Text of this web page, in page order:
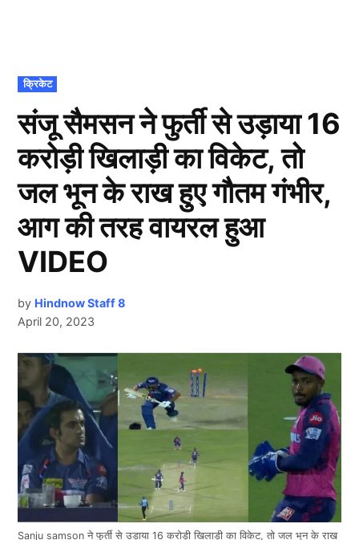
POSTED
IN
क्रिकेट
संजू सैमसन ने फुर्ती से उड़ाया 16
करोड़ी खिलाड़ी का विकेट, तो
जल भून के राख हुए गौतम गंभीर,
आग की तरह वायरल हुआ
VIDEO
by Hindnow Staff 8
April 20, 2023
Sanju samson ने फुर्ती से उड़ाया 16 करोड़ी खिलाड़ी का विकेट, तो जल भून के राख